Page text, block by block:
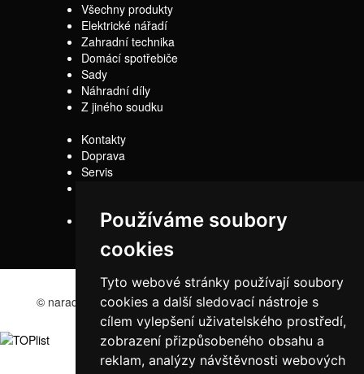
Používáme soubory
cookies
Tyto webové stránky používají soubory
cookies a další sledovací nástroje s
cílem vylepšení uživatelského prostředí,
zobrazení přizpůsobeného obsahu a
reklam, analýzy návštěvnosti webových
Všechny produkty
Elektrické nářadí
Zahradní technika
Domácí spotřebiče
Sady
Náhradní díly
Z jiného soudku
Kontakty
Doprava
Servis
Reklamační řád
© naradi-bd.cz 2016